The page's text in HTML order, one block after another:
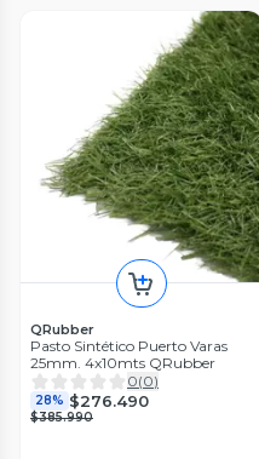
QRubber
Pasto Sintético Puerto Varas
25mm. 4x10mts QRubber
0(0)
28% $276.490
$385.990